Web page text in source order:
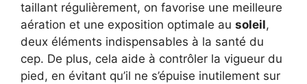
taillant régulièrement, on favorise une meilleure
aération et une exposition optimale au soleil,
deux éléments indispensables à la santé du
cep. De plus, cela aide à contrôler la vigueur du
pied, en évitant qu’il ne s’épuise inutilement sur